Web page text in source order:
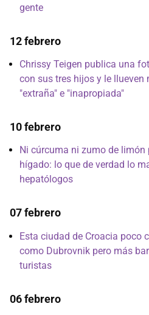
gente
12 febrero
Chrissy Teigen publica una
con sus tres hijos y le llueven
"extraña" e "inapropiada"
10 febrero
Ni cúrcuma ni zumo de limón
hígado: lo que de verdad lo
hepatólogos
07 febrero
Esta ciudad de Croacia poco
como Dubrovnik pero más
turistas
06 febrero